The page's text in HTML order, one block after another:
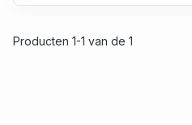
Producten 1-1 van de 1